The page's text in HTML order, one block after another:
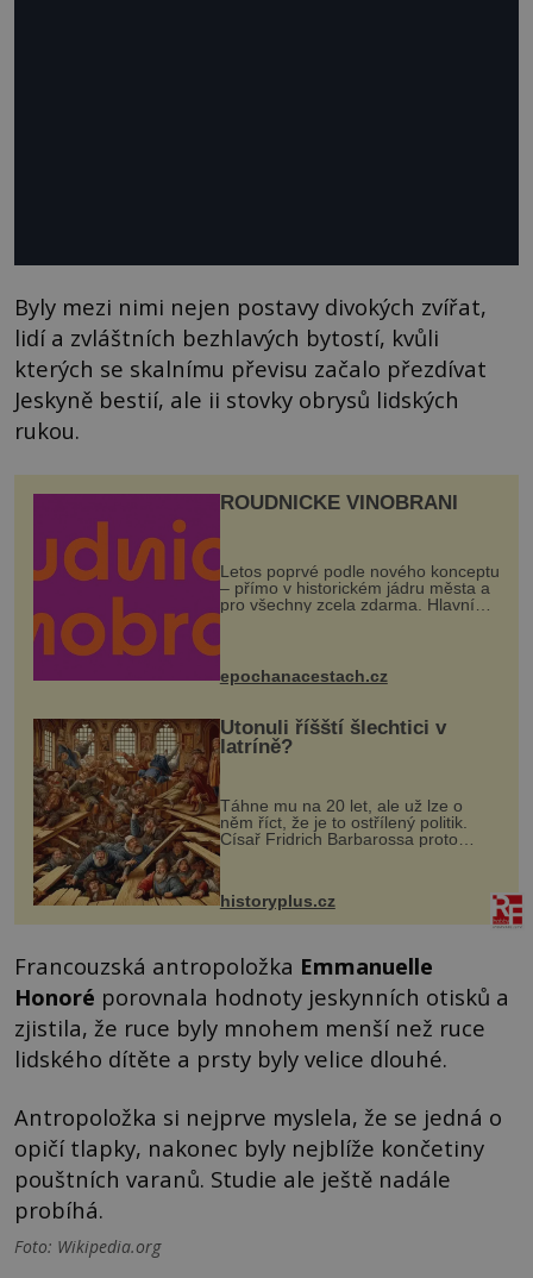
Byly mezi nimi nejen postavy divokých zvířat,
lidí a zvláštních bezhlavých bytostí, kvůli
kterých se skalnímu převisu začalo přezdívat
Jeskyně bestií, ale ii stovky obrysů lidských
rukou.
ROUDNICKÉ VINOBRANÍ
Letos poprvé podle nového konceptu
– přímo v historickém jádru města a
pro všechny zcela zdarma. Hlavní
program se odehraje na Karlově a
mohou těšit na víno, burčák, pes...
epochanacestach.cz
Utonuli říšští šlechtici v
latríně?
Táhne mu na 20 let, ale už lze o
něm říct, že je to ostřílený politik.
Císař Fridrich Barbarossa proto
posílá svého syna a dědice Jindřicha
VI. do Erfurtu, aby se stal
prostředníkem při řešení sporu m...
historyplus.cz
Francouzská antropoložka Emmanuelle
Honoré porovnala hodnoty jeskynních otisků a
zjistila, že ruce byly mnohem menší než ruce
lidského dítěte a prsty byly velice dlouhé.
Antropoložka si nejprve myslela, že se jedná o
opičí tlapky, nakonec byly nejblíže končetiny
pouštních varanů. Studie ale ještě nadále
probíhá.
Foto: Wikipedia.org